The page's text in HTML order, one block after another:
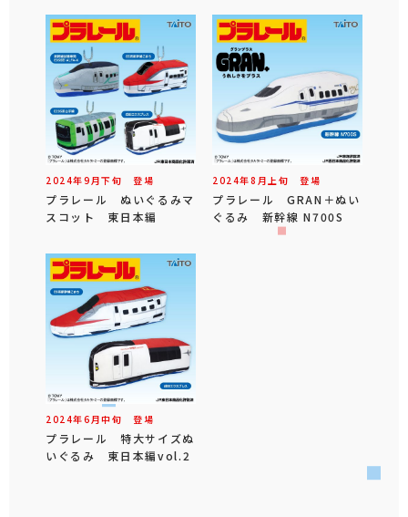
2024年9 月下旬 登場
プラレール ぬいぐるみマ
スコット 東日本編
2024年8 月 上旬 登場
プラレール GRAN＋ぬい
ぐるみ 新幹線 N700S
2024年6 月中旬 登場
プラレール 特大サイズぬ
いぐるみ 東日本編vol.2